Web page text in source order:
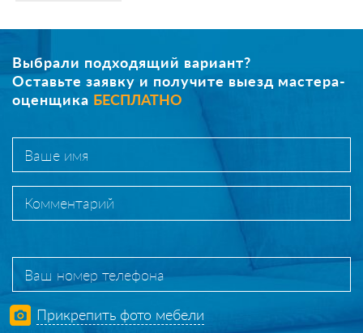
Выбрали подходящий вариант?
Оставьте заявку и получите выезд мастера-
оценщика БЕСПЛАТНО
Прикрепить фото мебели